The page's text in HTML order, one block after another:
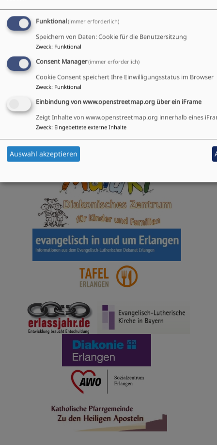
https://dechsendorf.dlrg.de/
Organisierte Nachbarschaftshilfe Dechsendorf
http://www.organisiertenachbarschaftshilfe.de/
Wir sind vernetzt mit:
Funktional(immer erforderlich)
Speichern von Daten: Cookie für die Benutzersitzung
Zweck: Funktional
Consent Manager(immer erforderlich)
Cookie Consent speichert Ihre Einwilligungsstatus im Browser
Zweck: Funktional
Einbindung von www.openstreetmap.org über ein iFrame
Zeigt Inhalte von www.openstreetmap.org innerhalb eines
Zweck: Eingebettete externe Inhalte
Auswahl akzeptieren